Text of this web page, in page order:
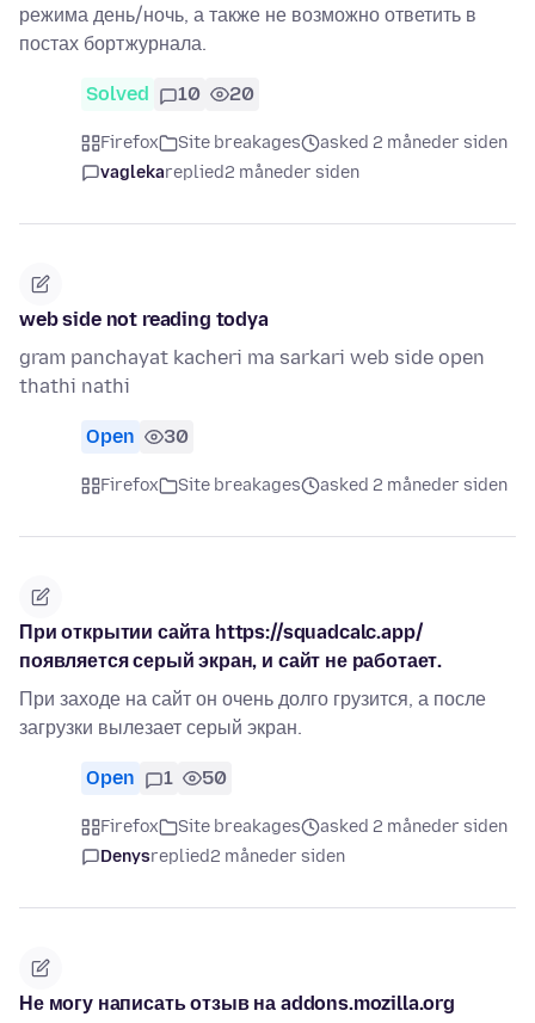
режима день/ночь, а также не возможно ответить в
постах бортжурнала.
Solved 10 20
Firefox Site breakages
asked 2 måneder siden
vaglekareplied2 måneder siden
web side not reading todya
gram panchayat kacheri ma sarkari web side open
thathi nathi
Open 30
Firefox Site breakages asked 2 måneder siden
При открытии сайта https://squadcalc.app/
появляется серый экран, и сайт не работает.
При заходе на сайт он очень долго грузится, а после
загрузки вылезает серый экран.
Open 1 50
Firefox Site breakages
asked 2 måneder siden
Denysreplied2 måneder siden
Не могу написать отзыв на addons.mozilla.org